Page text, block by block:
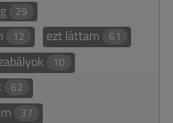
29
12 ezt láttam 61
10
62
37